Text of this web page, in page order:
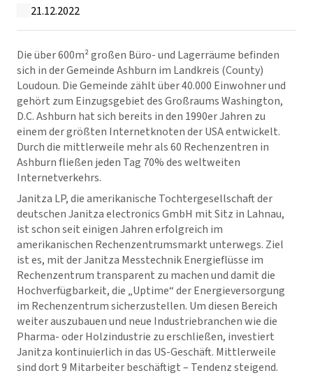
21.12.2022
Die über 600m² großen Büro- und Lagerräume befinden
sich in der Gemeinde Ashburn im Landkreis (County)
Loudoun. Die Gemeinde zählt über 40.000 Einwohner und
gehört zum Einzugsgebiet des Großraums Washington,
D.C. Ashburn hat sich bereits in den 1990er Jahren zu
einem der größten Internetknoten der USA entwickelt.
Durch die mittlerweile mehr als 60 Rechenzentren in
Ashburn fließen jeden Tag 70% des weltweiten
Internetverkehrs.
Janitza LP, die amerikanische Tochtergesellschaft der
deutschen Janitza electronics GmbH mit Sitz in Lahnau,
ist schon seit einigen Jahren erfolgreich im
amerikanischen Rechenzentrumsmarkt unterwegs. Ziel
ist es, mit der Janitza Messtechnik Energieflüsse im
Rechenzentrum transparent zu machen und damit die
Hochverfügbarkeit, die „Uptime“ der Energieversorgung
im Rechenzentrum sicherzustellen. Um diesen Bereich
weiter auszubauen und neue Industriebranchen wie die
Pharma- oder Holzindustrie zu erschließen, investiert
Janitza kontinuierlich in das US-Geschäft. Mittlerweile
sind dort 9 Mitarbeiter beschäftigt – Tendenz steigend.